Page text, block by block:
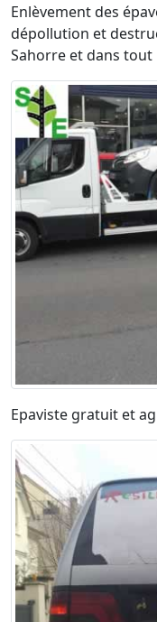
Enlèvement des
dépollution et
Sahorre et dans
Epaviste gratuit et